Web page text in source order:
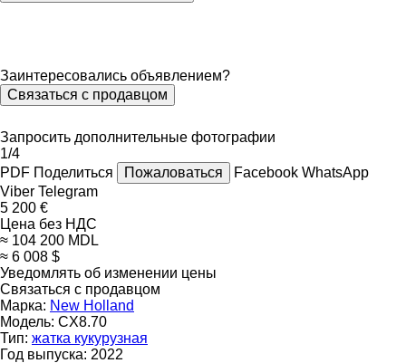
Заинтересовались объявлением?
Связаться с продавцом
Запросить дополнительные фотографии
1/4
PDF Поделиться Пожаловаться Facebook WhatsApp
Viber Telegram
5 200 €
Цена без НДС
≈ 104 200 MDL
≈ 6 008 $
Уведомлять об изменении цены
Связаться с продавцом
Марка: New Holland
Модель: CX8.70
Тип: жатка кукурузная
Год выпуска: 2022